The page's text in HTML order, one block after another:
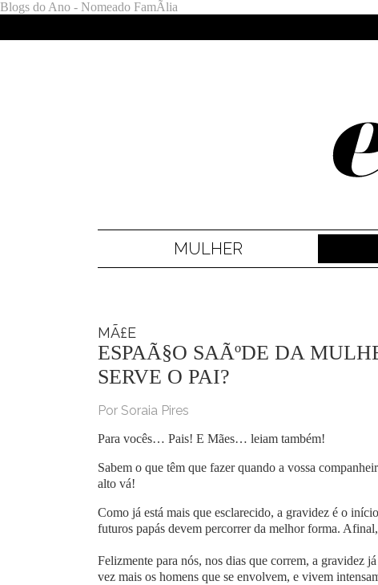
Blogs do Ano - Nomeado FamÃ­lia
MULHER
MÃ£E
ESPAÃ§O SAÃºDE DA
SERVE O PAI?
Por Soraia Pires
Para vocês… Pais! E Mães… leiam também!
Sabem o que têm que fazer quando a vossa
alto vá!
Como já está mais que esclarecido, a gravidez é o
futuros papás devem percorrer da melhor forma.
Felizmente para nós, nos dias que correm, a gravidez
vez mais os homens que se envolvem, e vivem